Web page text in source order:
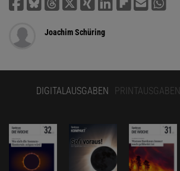
Joachim Schüring
DIGITALAUSGABEN PRINTAUSGABEN